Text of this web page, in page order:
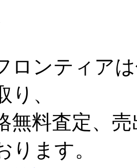
ロンティア
り、
無料査定、
ります。